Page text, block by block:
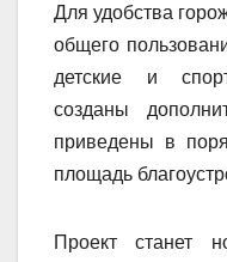
Для удобства
общего
детские и
созданы
приведены в
площадь
Проект станет